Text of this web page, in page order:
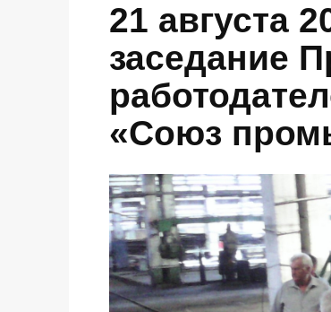
21 августа
заседание
«Союз